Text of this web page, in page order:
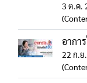
3 ต.ค.
อากา
22 ก.ย